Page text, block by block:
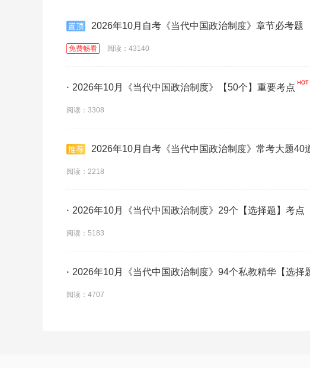
2026年10月自考《当代中国政治制度》章节必考题
免费畅看 阅读：43140
· 2026年10月《当代中国政治制度》【50个】重要考点
阅读：3308
2026年10月自考《当代中国政治制度》常考大题40
阅读：2218
· 2026年10月《当代中国政治制度》29个【选择题】考点
学】
阅读：5183
· 2026年10月《当代中国政治制度》94个私教精华【选择
阅读：4707